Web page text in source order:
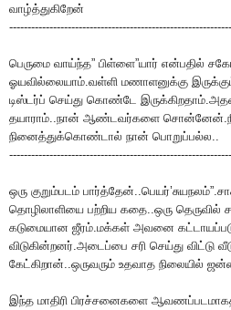
வாழ்த்துகிறேன்
பெருமை வாய்ந்த” பிள்ளை”யார் என்பதில்
ஓயவில்லையாம்.வள்ளி மணாளனுக்கு
டிஸ்டர்ப் செய்து கொண்டே
தயாராம்..நான் ஆண்டவர்களை
நினைத்துக்கொண்டால் நான் பொறுப்பல்ல..
ஒரு குறும்படம்
தொழிலாளியை பற்றிய கதை..ஒரு தெருவில்
கடுமையான ஜீரம்.மக்கள் அவனை
விடுகின்றனர்.அடைப்பை சரி செய்து விட்டு
கேட்கிறான்..ஒருவரும் உதவாத நிலையில்
இந்த மாதிரி பிரச்சனைகளை